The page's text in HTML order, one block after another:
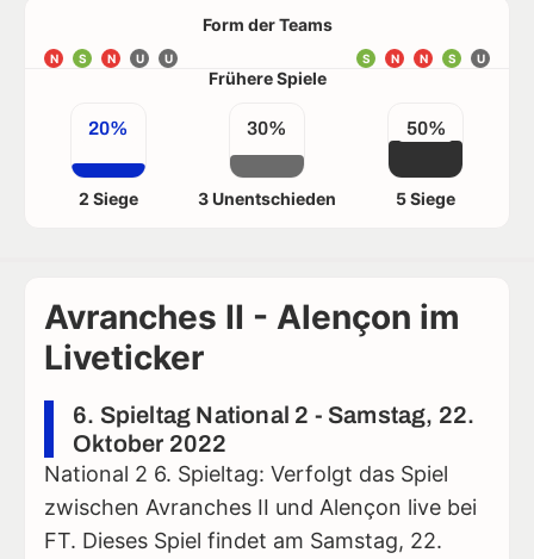
Form der Teams
N S N U U U
S
N
N
S
Frühere Spiele
20%
2 Siege
30%
3 Unentschieden
50%
5 Siege
Avranches II - Alençon im
Liveticker
6. Spieltag National 2 - Samstag, 22.
Oktober 2022
National 2 6. Spieltag: Verfolgt das Spiel
zwischen Avranches II und Alençon live bei
FT. Dieses Spiel findet am Samstag, 22.